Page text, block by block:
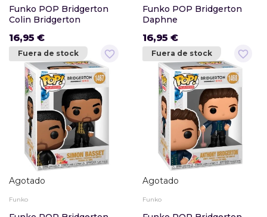
Funko POP Bridgerton
Colin Bridgerton
16,95 €
Funko POP Bridgerton
Daphne
16,95 €
favorite_border
Fuera de stock
Agotado
Funko
favorite_border
Fuera de stock
Agotado
Funko